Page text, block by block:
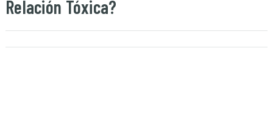
Relación Tóxica?